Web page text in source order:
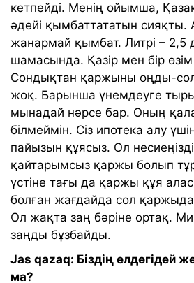
кетпейді. Менің ойымша,
әдейі қымбаттататын сияқты.
жанармай қымбат. Литрі – 2,5
шамасында. Қазір мен бір
Сондықтан қаржыны оңды-
жоқ. Барынша үнемдеуге
мынадай нәрсе бар. Оның
білмеймін. Сіз ипотека алу
пайызын құясыз. Ол
қайтарымсыз қаржы болып
үстіне тағы да қаржы құя
болған жағдайда сол
Ол жақта заң бәріне ортақ.
заңды бұзбайды.
Jas qazaq: Біздің елдегідей
ма?